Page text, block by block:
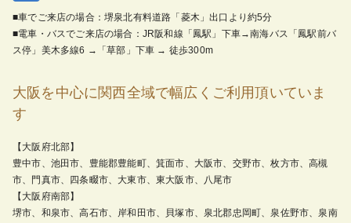
■車でご来店の場合：堺泉北有料道路「菱木」出口より約5分
■電車・バスでご来店の場合：JR阪和線「鳳駅」下車→南海バス「鳳駅前バ
ス停」美木多線6 →「草部」下車 → 徒歩300m
大阪を中心に関西全域で幅広くご利用頂いていま
す
【大阪府北部】
豊中市、池田市、豊能郡豊能町、箕面市、大阪市、交野市、枚方市、高槻
市、門真市、四条畷市、大東市、東大阪市、八尾市
【大阪府南部】
堺市、和泉市、高石市、岸和田市、貝塚市、泉北郡忠岡町、泉佐野市、泉南